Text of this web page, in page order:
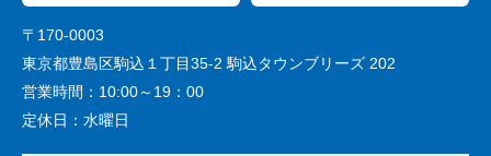
〒170-0003
東京都豊島区駒込１丁目35-2 駒込タウンブリーズ 202
営業時間： 10:00～19：00
定休日： 水曜日